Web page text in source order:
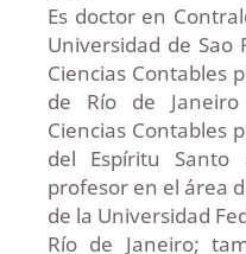
Es doctor en
Universidad de Sao
Ciencias Contables
de Río de
Ciencias Contables
del Espíritu Santo
profesor en el área
de la Universidad
Río de Janeiro;